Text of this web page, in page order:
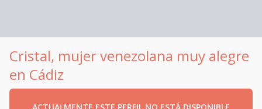
Cristal, mujer venezolana muy alegre
en Cádiz